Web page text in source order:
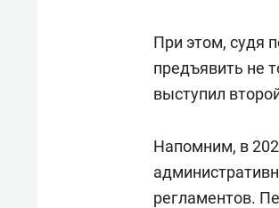
При этом, судя
предъявить не
выступил
Напомним, в
регламентов.